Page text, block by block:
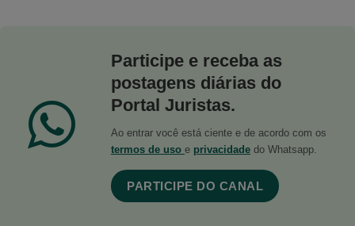
Participe e receba as
postagens diárias do
Portal Juristas.
Ao entrar você está ciente e de acordo com os
termos de uso e privacidade do Whatsapp.
PARTICIPE DO CANAL